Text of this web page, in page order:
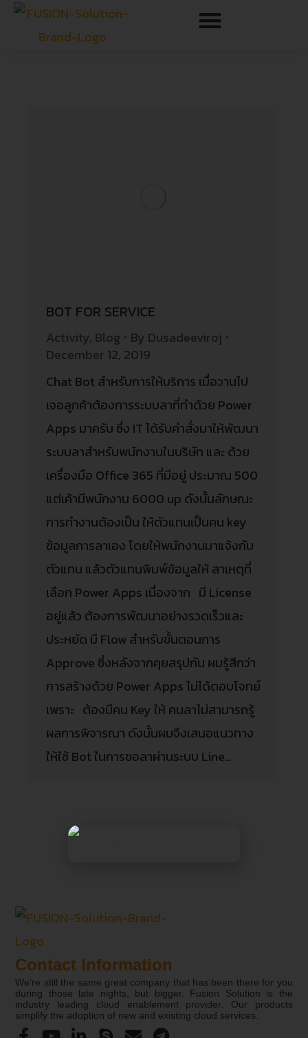
BOT FOR SERVICE
Activity, Blog By Dusadeeviroj
December 12, 2019
Chat Bot สำหรับการให้บริการ เมื่อวานไป
เจอลูกค้าต้องการระบบลาที่ทำด้วย Power
Apps มาครับ ซึ่ง IT ได้รับคำสั่งมาให้พัฒนา
ระบบลาสำหรับพนักงานในบริษัท และ ด้วย
เครื่องมือ Office 365 ที่มีอยู่ ประมาณ 500
แต่เค้ามีพนักงาน 6000 up ดังนั้นลักษณะ
การทำงานต้องเป็น ให้ตัวแทนเป็นคน key
ข้อมูลการลาเอง โดยให้พนักงานมาแจ้งกับ
ตัวแทน แล้วตัวแทนพิมพ์ข้อมูลให้ สาเหตุที่
เลือก Power Apps เนื่องจาก มี License
อยู่แล้ว ต้องการพัฒนาอย่างรวดเร็วและ
ประหยัด มี Flow สำหรับขั้นตอนการ
Approve ซึ่งหลังจากคุยสรุปกัน ผมรู้สึกว่า
การสร้างด้วย Power Apps ไม่ได้ตอบโจทย์
เพราะ ต้องมีคน Key ให้ คนลาไม่สามารถรู้
ผลการพิจารณา ดังนั้นผมจึงเสนอแนวทาง
ให้ใช้ Bot ในการขอลาผ่านระบบ Line…
Contact Information
We’re still the same great company that has been there for you
during those late nights, but bigger. Fusion Solution is the
industry leading cloud enablement provider. Our products
simplify the adoption of new and existing cloud services.